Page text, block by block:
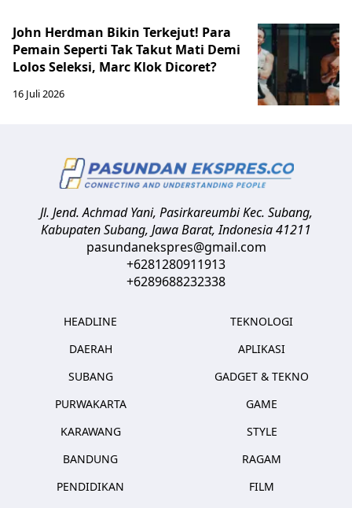
John Herdman Bikin Terkejut! Para
Pemain Seperti Tak Takut Mati Demi
Lolos Seleksi, Marc Klok Dicoret?
16 Juli 2026
Jl. Jend. Achmad Yani, Pasirkareumbi Kec. Subang,
Kabupaten Subang, Jawa Barat,Indonesia41211
pasundanekspres@gmail.com
+6281280911913
+6289688232338
HEADLINE
DAERAH
SUBANG
PURWAKARTA
KARAWANG
BANDUNG
PENDIDIKAN
TEKNOLOGI
APLIKASI
GADGET & TEKNO
GAME
STYLE
RAGAM
FILM